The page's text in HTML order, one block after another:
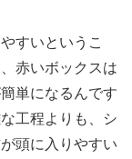
すいというこ
赤いボックスは
単になるんです
工程よりも、シ
頭に入りやすい